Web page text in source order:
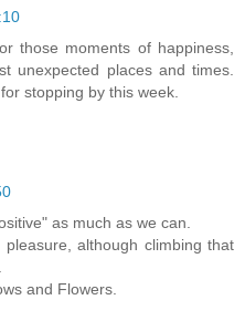
those moments of happiness,
unexpected places and times.
stopping by this week.
as much as we can.
although climbing that
and Flowers.